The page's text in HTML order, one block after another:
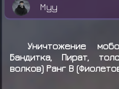
Муу
Уничтожение
Бандитка, Пират,
волков) Ранг В